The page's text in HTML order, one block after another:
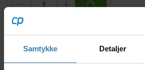
Samtykke Detaljer
Viser 1 til 1 af 1